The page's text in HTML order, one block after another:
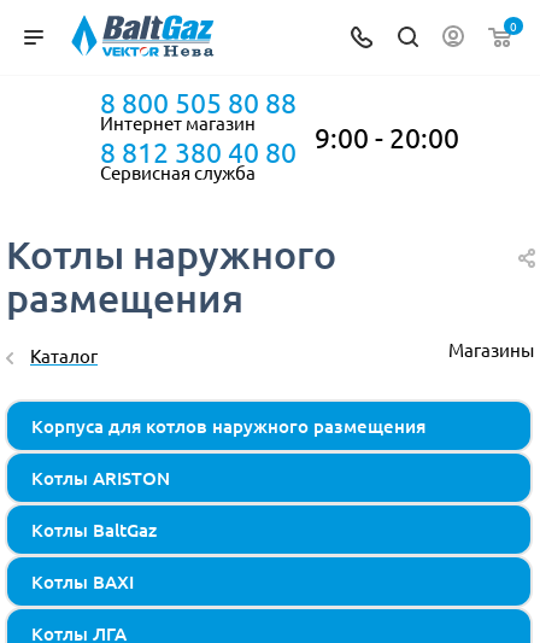
0
8 800 505 80 88
Интернет магазин
8 812 380 40 80
Сервисная служба
9:00 - 20:00
Котлы наружного
размещения
Каталог Магазины
Корпуса для котлов наружного размещения
Котлы ARISTON
Котлы BaltGaz
Котлы BAXI
Котлы ЛГА